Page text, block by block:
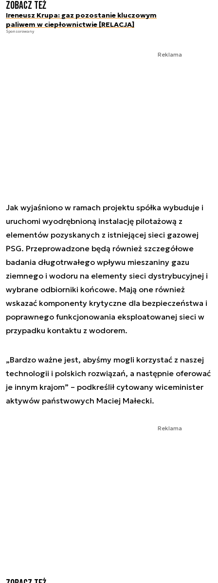
Zobacz też
Ireneusz Krupa: gaz pozostanie kluczowym
paliwem w ciepłownictwie [RELACJA]
Sponsorowany
Reklama
Jak wyjaśniono w ramach projektu spółka wybuduje i
uruchomi wyodrębnioną instalację pilotażową z
elementów pozyskanych z istniejącej sieci gazowej
PSG. Przeprowadzone będą również szczegółowe
badania długotrwałego wpływu mieszaniny gazu
ziemnego i wodoru na elementy sieci dystrybucyjnej i
wybrane odbiorniki końcowe. Mają one również
wskazać komponenty krytyczne dla bezpieczeństwa i
poprawnego funkcjonowania eksploatowanej sieci w
przypadku kontaktu z wodorem.
„Bardzo ważne jest, abyśmy mogli korzystać z naszej
technologii i polskich rozwiązań, a następnie oferować
je innym krajom” – podkreślił cytowany wiceminister
aktywów państwowych Maciej Małecki.
Reklama